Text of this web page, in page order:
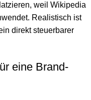
weil Wikipedia
Realistisch ist
direkt steuerbarer
eine Brand-